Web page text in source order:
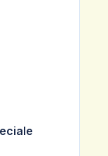
5 sterren